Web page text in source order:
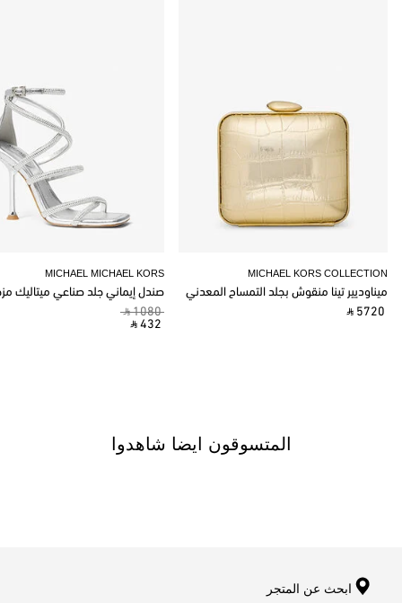
MICHAEL MICHAEL KORS
صندل إيماني جلد صناعي ميتاليك
‎ ⃁ 1080 ‎
‎ ⃁ 432 ‎
MICHAEL KORS COLLECTION
ميناوديير تينا منقوش بجلد التمساح المعدني
‎ ⃁ 5720 ‎
المتسوقون ايضا شاهدوا
ابحث عن المتجر